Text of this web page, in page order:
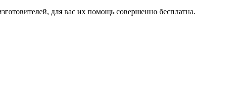
для вас их помощь совершенно бесплатна.